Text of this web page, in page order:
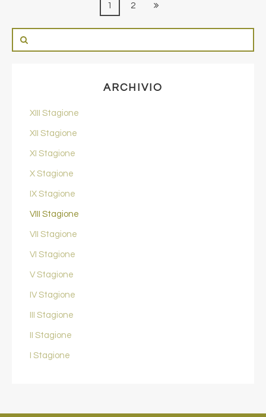
1 2
ARCHIVIO
XIII Stagione
XII Stagione
XI Stagione
X Stagione
IX Stagione
VIII Stagione
VII Stagione
VI Stagione
V Stagione
IV Stagione
III Stagione
II Stagione
I Stagione